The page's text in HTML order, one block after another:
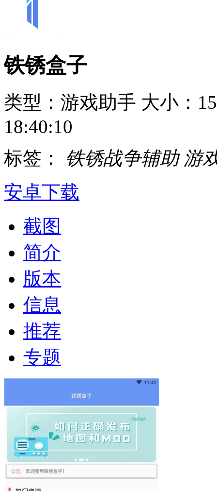
铁锈盒子
类型：游戏助手 大小：
18:40:10
标签： 铁锈战争辅助 游
安卓下载
截图
简介
版本
信息
推荐
专题